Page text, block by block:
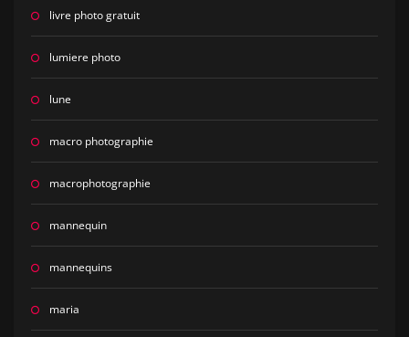
livre photo gratuit
lumiere photo
lune
macro photographie
macrophotographie
mannequin
mannequins
maria